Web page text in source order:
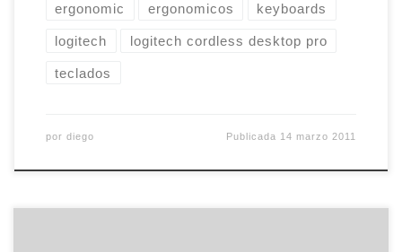
ergonomic ergonomicos keyboards
logitech logitech cordless desktop pro
teclados
por diego Publicada 14 marzo 2011